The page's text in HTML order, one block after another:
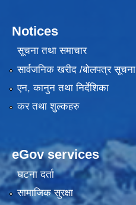
Notices
सूचना तथा समाचार
सार्वजनिक खरीद /बोलपत्र सूचना
एन, कानुन तथा निर्देशिका
कर तथा शुल्कहरु
eGov services
घटना दर्ता
सामाजिक सुरक्षा